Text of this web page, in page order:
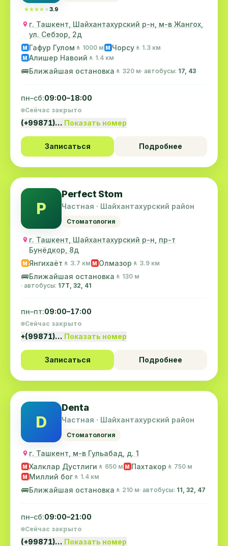
★★★★★
★★★★★3.9
г. Ташкент, Шайхантахурский р-н, м-в Жангох,
ул. Себзор, 2д
M Гафур Гулом 🚶 1000 м M Чорсу 🚶 1.3 км
M Алишер Навоий 🚶 1.4 км
🚌Ближайшая остановка 🚶 320 м· автобусы: 17, 43
пн–сб:09:00–18:00
Сейчас закрыто
(+99871)… Показать номер
Записаться Подробнее
P
Perfect Stom
Частная · Шайхантахурский район
Стоматология
г. Ташкент, Шайхантахурский р-н, пр-т
Бунёдкор, 8д
M Янгихаёт 🚶 3.7 км M Олмазор 🚶 3.9 км
🚌Ближайшая остановка 🚶 130 м
· автобусы: 17T, 32, 41
пн–пт:09:00–17:00
Сейчас закрыто
+(99871)… Показать номер
Записаться Подробнее
D
Denta
Частная · Шайхантахурский район
Стоматология
г. Ташкент, м-в Гульабад, д. 1
M Халклар Дустлиги 🚶 650 м M Пахтакор 🚶 750 м
M Миллий бог 🚶 1.4 км
🚌Ближайшая остановка 🚶 210 м· автобусы: 11, 32, 47
пн–сб:09:00–21:00
Сейчас закрыто
(+99871)… Показать номер